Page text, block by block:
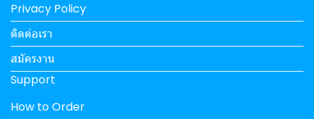
Privacy Policy
ติดต่อเรา
สมัครงาน
Support
How to Order